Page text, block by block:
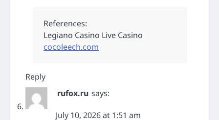
References:
Legiano Casino Live Casino
cocoleech.com
Reply
rufox.ru says:
July 10, 2026 at 1:51 am